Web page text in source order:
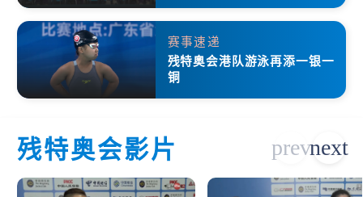
赛事速递
残特奥会港队游泳再添一银一
铜
残特奥会影片